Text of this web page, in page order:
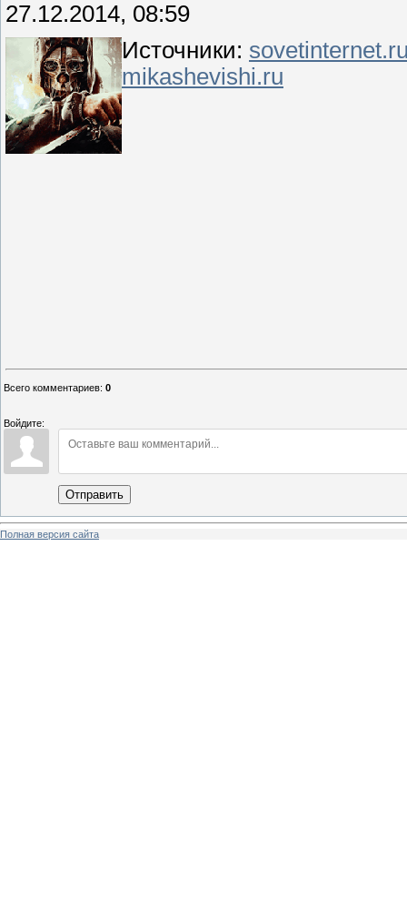
27.12.2014, 08:59
Источники:
mikashevishi.ru
Всего комментариев: 0
Войдите:
Отправить
Полная версия сайта